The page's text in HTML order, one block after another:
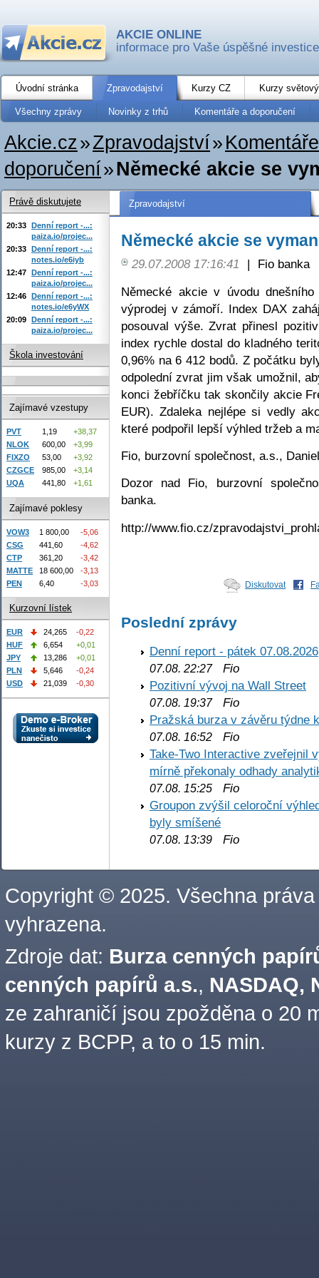
AKCIE ONLINE
informace pro Vaše úspěšné investice
Úvodní stránka Zpravodajství Kurzy CZ Kurzy
Všechny zprávy Novinky z trhů Komentáře a doporučení
Akcie.cz»Zpravodajství»
doporučení»Německé akcie se
Zpravodajství
Německé akcie se
29.07.2008 17:16:41 |
Fio banka
Německé akcie v úvodu
výprodej v zámoří. Index DAX
posouval výše. Zvrat přinesl
index rychle dostal do kladného
0,96% na 6 412 bodů. Z počátku
odpolední zvrat jim však umožnil,
konci žebříčku tak skončily akcie
EUR). Zdaleka nejlépe si vedly
které podpořil lepší výhled tržeb a
Fio, burzovní společnost, a.s.,
Dozor nad Fio, burzovní
banka.
http://www.fio.cz/
Diskutovat
Poslední zprávy
Denní report - pátek 07.08.2026
07.08. 22:27Fio
Pozitivní vývoj na Wall Street
07.08. 19:37Fio
Pražská burza v závěru týdne
07.08. 16:52 Fio
Take-Two Interactive zveřejnil
mírně překonaly odhady
07.08. 15:25 Fio
Groupon zvýšil celoroční
byly smíšené
07.08. 13:39 Fio
Právě diskutujete
20:33 Denní report -...:
paiza.io/projec...
20:33 Denní report -...:
notes.io/e6iyb
12:47 Denní report -...:
paiza.io/projec...
12:46 Denní report -...:
notes.io/e6yWX
20:09 Denní report -...:
paiza.io/projec...
Škola investování
Zajímavé vzestupy
PVT 1,19
+38,37
NLOK
600,00
+3,99
FIXZO
53,00
+3,92
CZGCE
985,00
+3,14
UQA
441,80 +1,61
Zajímavé poklesy
VOW3 1 800,00
-5,06
CSG
441,60
-4,62
CTP
361,20
-3,42
MATTE
18 600,00
-3,13
PEN
6,40 -3,03
Kurzovní lístek
EUR 24,265
-0,22
HUF
6,654
+0,01
JPY
13,286
+0,01
PLN
5,646
-0,24
USD
21,039 -0,30
Copyright © 2025. Všechna práva
vyhrazena.
Zdroje dat: Burza cenných
cenných papírů a.s., NASDAQ,
ze zahraničí jsou zpožděna o 20
kurzy z BCPP, a to o 15 min.